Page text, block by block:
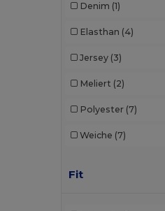
Caterpillar
CG International
Cherokee
Chipolo (2)
Clubclass (20)
Craghoppers
Denim (1)
Elasthan (4)
Jersey (3)
Meliert (2)
Polyester (7)
Weiche (7)
Fit